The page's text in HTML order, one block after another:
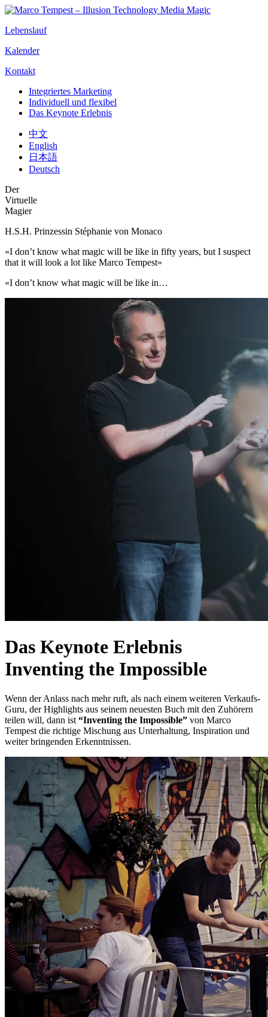
Lebenslauf
Kalender
Kontakt
Integriertes Marketing
Individuell und flexibel
Das Keynote Erlebnis
中文
English
日本語
Deutsch
Der
Virtuelle
Magier
H.S.H. Prinzessin Stéphanie von Monaco
«I don’t know what magic will be like in fifty years, but I suspect
that it will look a lot like Marco Tempest»
«I don’t know what magic will be like in…
Das Keynote Erlebnis
Inventing the Impossible
Wenn der Anlass nach mehr ruft, als nach einem weiteren Verkaufs-
Guru, der Highlights aus seinem neuesten Buch mit den Zuhörern
teilen will, dann ist “Inventing the Impossible” von Marco
Tempest die richtige Mischung aus Unterhaltung, Inspiration und
weiter bringenden Erkenntnissen.